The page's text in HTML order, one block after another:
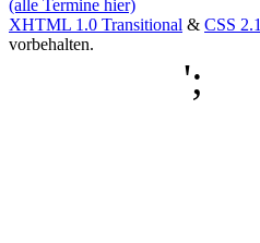
(alle Termine hier)
XHTML 1.0 Transitional & CSS 2.1
vorbehalten.
';